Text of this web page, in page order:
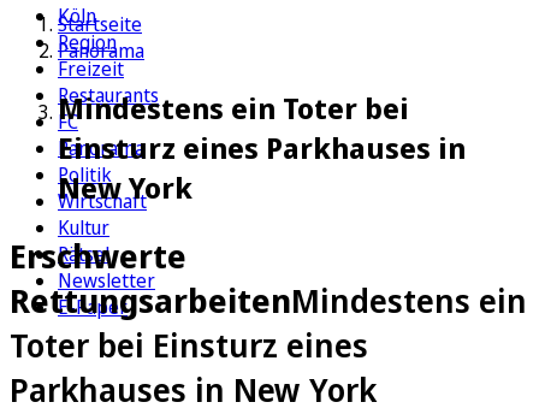
Köln
Region
Freizeit
Restaurants
FC
Panorama
Politik
Wirtschaft
Kultur
Rätsel
Newsletter
E-Paper
Startseite
Panorama
Mindestens ein Toter bei
Einsturz eines Parkhauses in
New York
Erschwerte
RettungsarbeitenMindestens ein
Toter bei Einsturz eines
Parkhauses in New York